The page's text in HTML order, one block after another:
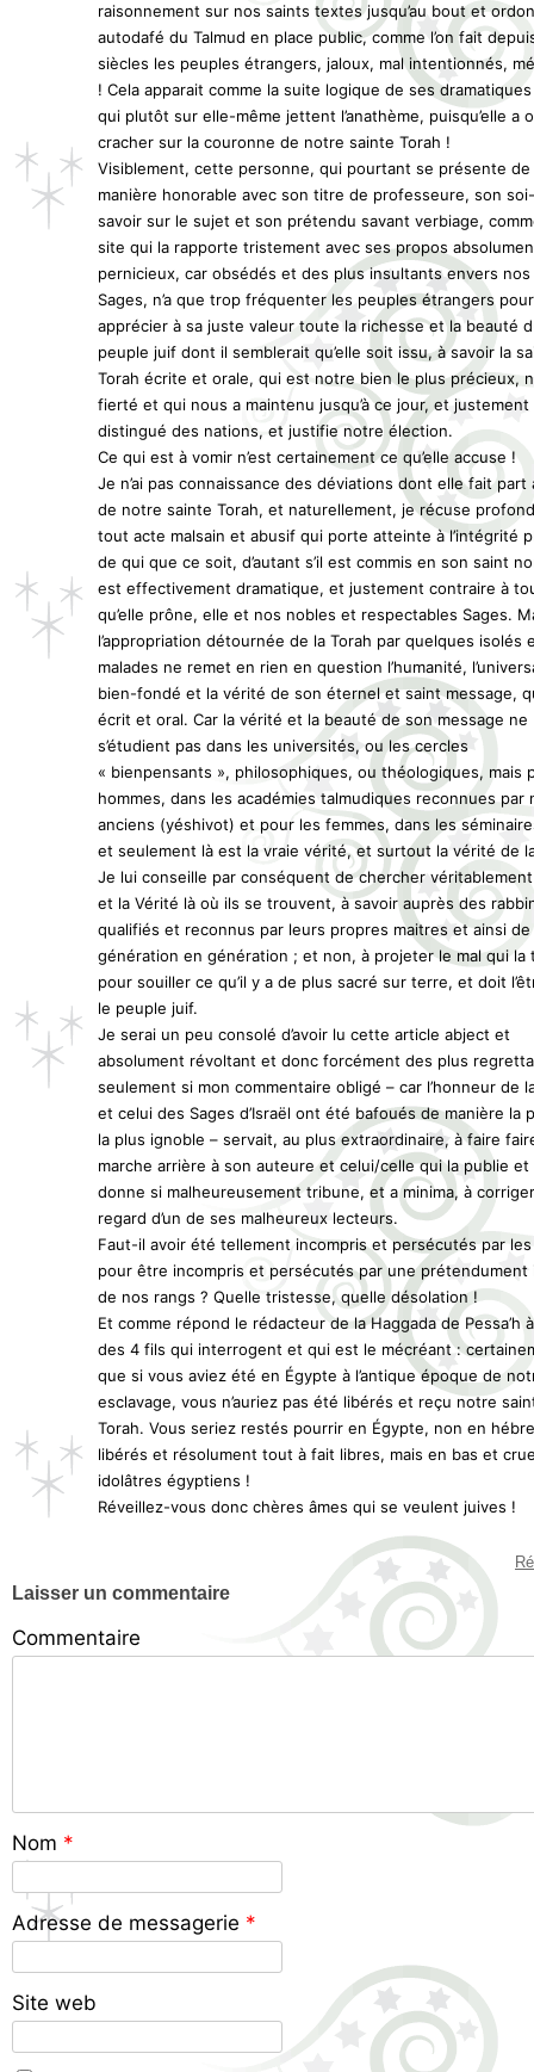
raisonnement sur nos saints textes jusqu’au bout et
autodafé du Talmud en place public, comme l’on fait
siècles les peuples étrangers, jaloux, mal intentionnés,
! Cela apparait comme la suite logique de ses
qui plutôt sur elle-même jettent l’anathème, puisqu’elle a
cracher sur la couronne de notre sainte Torah !
Visiblement, cette personne, qui pourtant se présente de
manière honorable avec son titre de professeure, son
savoir sur le sujet et son prétendu savant verbiage,
site qui la rapporte tristement avec ses propos
pernicieux, car obsédés et des plus insultants envers
Sages, n’a que trop fréquenter les peuples étrangers pour
apprécier à sa juste valeur toute la richesse et la beauté
peuple juif dont il semblerait qu’elle soit issu, à savoir la
Torah écrite et orale, qui est notre bien le plus précieux,
fierté et qui nous a maintenu jusqu’à ce jour, et justement
distingué des nations, et justifie notre élection.
Ce qui est à vomir n’est certainement ce qu’elle accuse !
Je n’ai pas connaissance des déviations dont elle fait part
de notre sainte Torah, et naturellement, je récuse
tout acte malsain et abusif qui porte atteinte à l’intégrité
de qui que ce soit, d’autant s’il est commis en son saint
est effectivement dramatique, et justement contraire à
qu’elle prône, elle et nos nobles et respectables Sages.
l’appropriation détournée de la Torah par quelques isolés
malades ne remet en rien en question l’humanité,
bien-fondé et la vérité de son éternel et saint message,
écrit et oral. Car la vérité et la beauté de son message ne
s’étudient pas dans les universités, ou les cercles
« bienpensants », philosophiques, ou théologiques, mais
hommes, dans les académies talmudiques reconnues par
anciens (yéshivot) et pour les femmes, dans les
et seulement là est la vraie vérité, et surtout la vérité de
Je lui conseille par conséquent de chercher
et la Vérité là où ils se trouvent, à savoir auprès des
qualifiés et reconnus par leurs propres maitres et ainsi de
génération en génération ; et non, à projeter le mal qui la
pour souiller ce qu’il y a de plus sacré sur terre, et doit
le peuple juif.
Je serai un peu consolé d’avoir lu cette article abject et
absolument révoltant et donc forcément des plus
seulement si mon commentaire obligé – car l’honneur de
et celui des Sages d’Israël ont été bafoués de manière la
la plus ignoble – servait, au plus extraordinaire, à faire
marche arrière à son auteure et celui/celle qui la publie et
donne si malheureusement tribune, et a minima, à
regard d’un de ses malheureux lecteurs.
Faut-il avoir été tellement incompris et persécutés par
pour être incompris et persécutés par une prétendument
de nos rangs ? Quelle tristesse, quelle désolation !
Et comme répond le rédacteur de la Haggada de Pessa’h
des 4 fils qui interrogent et qui est le mécréant :
que si vous aviez été en Égypte à l’antique époque de
esclavage, vous n’auriez pas été libérés et reçu notre
Torah. Vous seriez restés pourrir en Égypte, non en
libérés et résolument tout à fait libres, mais en bas et
idolâtres égyptiens !
Réveillez-vous donc chères âmes qui se veulent juives !
Laisser un commentaire
Commentaire
Nom *
Adresse de messagerie *
Site web